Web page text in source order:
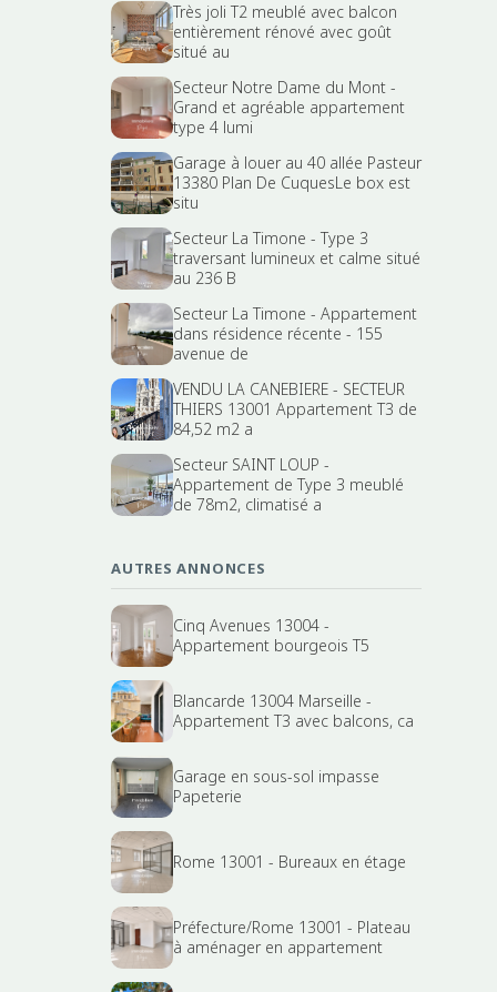
Très joli T2 meublé avec balcon
entièrement rénové avec goût
situé au
Secteur Notre Dame du Mont -
Grand et agréable appartement
type 4 lumi
Garage à louer au 40 allée Pasteur
13380 Plan De CuquesLe box est
situ
Secteur La Timone - Type 3
traversant lumineux et calme situé
au 236 B
Secteur La Timone - Appartement
dans résidence récente - 155
avenue de
VENDU LA CANEBIERE - SECTEUR
THIERS 13001 Appartement T3 de
84,52 m2 a
Secteur SAINT LOUP -
Appartement de Type 3 meublé
de 78m2, climatisé a
AUTRES ANNONCES
Cinq Avenues 13004 -
Appartement bourgeois T5
Blancarde 13004 Marseille -
Appartement T3 avec balcons, ca
Garage en sous-sol impasse
Papeterie
Rome 13001 - Bureaux en étage
Préfecture/Rome 13001 - Plateau
à aménager en appartement